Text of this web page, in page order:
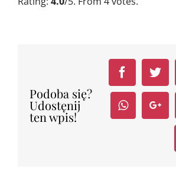
Podoba się?
Udostęnij
ten wpis!
Facebook
Whatsapp